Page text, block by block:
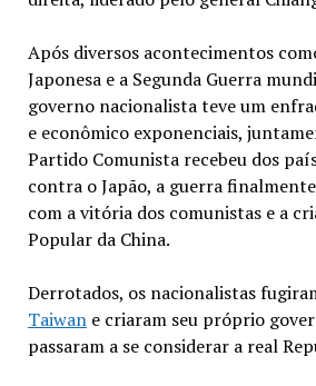
Após diversos acontecimentos
Japonesa e a Segunda Guerra
governo nacionalista teve um
e econômico exponenciais,
Partido Comunista recebeu dos
contra o Japão, a guerra
com a vitória dos comunistas e a
Popular da China.
Derrotados, os nacionalistas
Taiwane criaram seu próprio
passaram a se considerar a real